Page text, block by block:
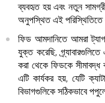
ব্যবহৃত হয় এবং নতুন
অনুপস্থিত এই পরিস্থিতিতে
ফিড আমদানিতে আমরা
যুক্ত করেছি,
করা থেকে ফিডকে
এটি কার্যকর হয়, যেটি
বিভাগগুলিকে সঠিকভাবে